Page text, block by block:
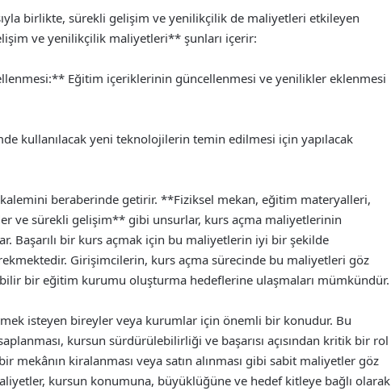
birlikte, sürekli gelişim ve yenilikçilik de maliyetleri etkileyen
ve yenilikçilik maliyetleri** şunları içerir:
Eğitim içeriklerinin güncellenmesi ve yenilikler eklenmesi
kullanılacak yeni teknolojilerin temin edilmesi için yapılacak
beraberinde getirir. **Fiziksel mekan, eğitim materyalleri,
ve sürekli gelişim** gibi unsurlar, kurs açma maliyetlerinin
Başarılı bir kurs açmak için bu maliyetlerin iyi bir şekilde
Girişimcilerin, kurs açma sürecinde bu maliyetleri göz
bir eğitim kurumu oluşturma hedeflerine ulaşmaları mümkündür.
isteyen bireyler veya kurumlar için önemli bir konudur. Bu
kursun sürdürülebilirliği ve başarısı açısından kritik bir rol
mekânın kiralanması veya satın alınması gibi sabit maliyetler göz
kursun konumuna, büyüklüğüne ve hedef kitleye bağlı olarak